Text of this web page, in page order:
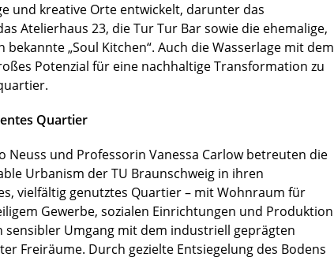
und kreative Orte entwickelt, darunter das
Atelierhaus 23, die Tur Tur Bar sowie die ehemalige,
„Soul Kitchen“. Auch die Wasserlage mit dem
Potenzial für eine nachhaltige Transformation zu
Quartier
Neuss und Professorin Vanessa Carlow betreuten die
Urbanism der TU Braunschweig in ihren
vielfältig genutztes Quartier – mit Wohnraum für
Gewerbe, sozialen Einrichtungen und Produktion
sensibler Umgang mit dem industriell geprägten
Freiräume. Durch gezielte Entsiegelung des Bodens